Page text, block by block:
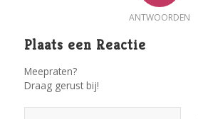
ANTWOORDEN
Plaats een Reactie
Meepraten?
Draag gerust bij!